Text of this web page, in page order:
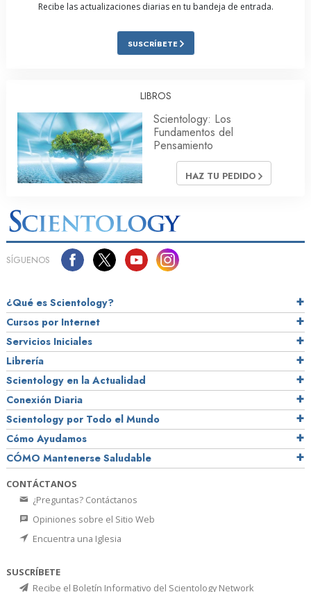
Recibe las actualizaciones diarias en tu bandeja de entrada.
SUSCRÍBETE
LIBROS
Scientology: Los
Fundamentos del
Pensamiento
HAZ TU PEDIDO
SÍGUENOS
¿Qué es Scientology?
Cursos por Internet
Servicios Iniciales
Librería
Scientology en la Actualidad
Conexión Diaria
Scientology por Todo el Mundo
Cómo Ayudamos
CÓMO Mantenerse Saludable
CONTÁCTANOS
¿Preguntas? Contáctanos
Opiniones sobre el Sitio Web
Encuentra una Iglesia
SUSCRÍBETE
Recibe el Boletín Informativo del Scientology Network